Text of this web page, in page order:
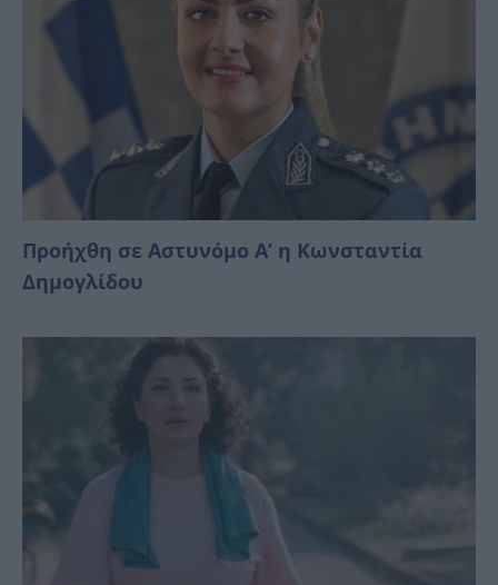
Προήχθη σε Αστυνόμο Α’ η Κωνσταντία
Δημογλίδου